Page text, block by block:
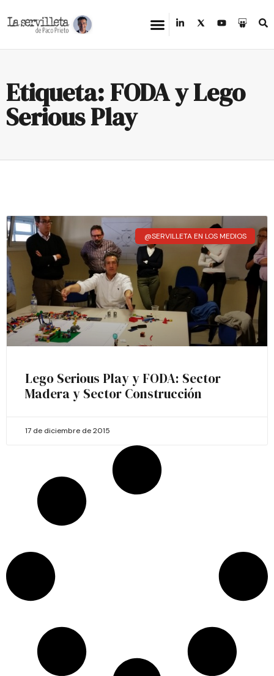
Etiqueta: FODA y Lego
Serious Play
@SERVILLETA EN LOS MEDIOS
Lego Serious Play y FODA: Sector
Madera y Sector Construcción
17 de diciembre de 2015